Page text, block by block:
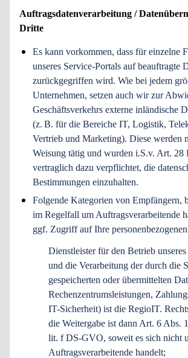
Auftragsdatenverarbeitung /
Dritte
Es kann vorkommen, dass für einzelne
unseres Service-Portals auf beauftragte
zurückgegriffen wird. Wie bei jedem
Unternehmen, setzen auch wir zur
Geschäftsverkehrs externe inländische
(z. B. für die Bereiche IT, Logistik,
Vertrieb und Marketing). Diese werden
Weisung tätig und wurden i.S.v. Art.
vertraglich dazu verpflichtet, die
Bestimmungen einzuhalten.
Folgende Kategorien von Empfängern,
im Regelfall um Auftragsverarbeitende
ggf. Zugriff auf Ihre
Dienstleister für den Betrieb
und die Verarbeitung der durch die
gespeicherten oder übermittelten
Rechenzentrumsleistungen,
IT-Sicherheit) ist die RegioIT.
die Weitergabe ist dann Art. 6 Abs.
lit. f DS-GVO, soweit es sich nicht
Auftragsverarbeitende handelt;